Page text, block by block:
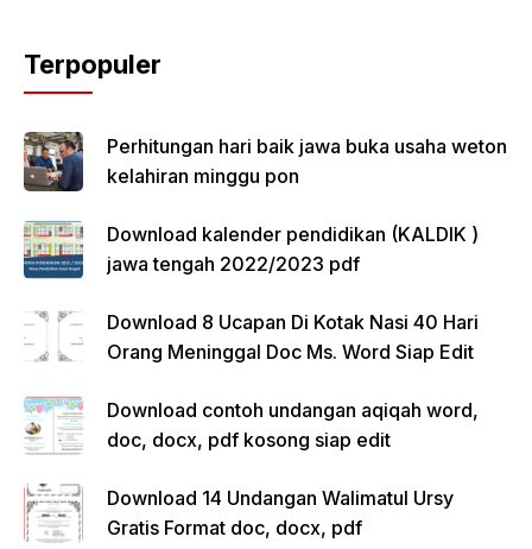
Terpopuler
Perhitungan hari baik jawa buka usaha weton
kelahiran minggu pon
Download kalender pendidikan (KALDIK )
jawa tengah 2022/2023 pdf
Download 8 Ucapan Di Kotak Nasi 40 Hari
Orang Meninggal Doc Ms. Word Siap Edit
Download contoh undangan aqiqah word,
doc, docx, pdf kosong siap edit
Download 14 Undangan Walimatul Ursy
Gratis Format doc, docx, pdf